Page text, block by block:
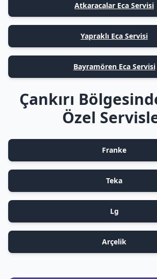
Atkaracalar Eca Servisi
Yapraklı Eca Servisi
Bayramören Eca Servisi
Çankırı
Özel
Franke
Teka
Lg
Arçelik